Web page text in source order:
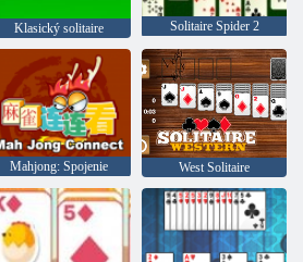
Klasický solitaire Solitaire Spider 2
Mahjong: Spojenie West Solitaire